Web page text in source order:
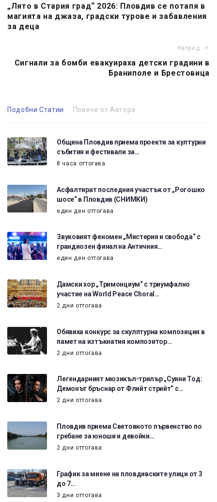
„Лято в Стария град“ 2026: Пловдив се потапя в
магията на джаза, градски турове и забавления
за деца
Напред
Сигнали за бомби евакуираха детски градини в
Браниполе и Брестовица
Подобни Статии Повече от Автора
Община Пловдив приема проекти за културни
събития и фестивали за…
8 часа оттогава
Асфалтират последния участък от „Рогошко
шосе“ в Пловдив (СНИМКИ)
един ден оттогава
Звуковият феномен „Мистерия и свобода“ с
грандиозен финал на Античния…
един ден оттогава
Дамски хор „Тримонциум“ с триумфално
участие на World Peace Choral…
2 дни оттогава
Обявиха конкурс за скулптурна композиция в
памет на изтъкнатия композитор…
2 дни оттогава
Легендарният мюзикъл-трилър „Суини Тод:
Демонът бръснар от Флийт стрийт“ с…
2 дни оттогава
Пловдив приема Световното първенство по
гребане за юноши и девойки…
2 дни оттогава
График за миене на пловдивските улици от 3
до 7…
3 дни оттогава